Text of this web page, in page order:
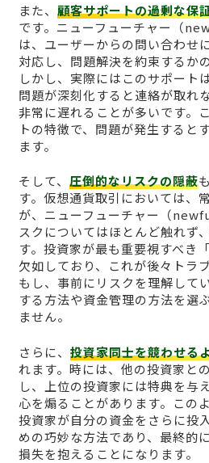
また、 顧客サポートの過剰な保
です。ニューフューチャー（
は、ユーザーからの問い合わせ
対応し、問題解決を約束するか
しかし、実際にはこのサポート
問題が深刻化すると連絡が取れ
非常に遅れることが多いです。
トの特徴で、問題が発生すると
ます。
そして、 圧倒的なリスクの隠蔽
す。仮想通貨取引においては、
が、ニューフューチャー（
スクについてはほとんど触れず
す。投資家が最も重要視すべき
欠如しており、これが後々トラ
もし、事前にリスクを理解して
する方法や資金管理の方法を選
ません。
さらに、 投資家同士を競わせる
れます。時には、他の投資家と
し、上位の投資家には特典を与
心を煽ることがあります。この
投資家が自分の資金をさらに投
めの巧妙な方法であり、最終的
損失を抱えることになります。